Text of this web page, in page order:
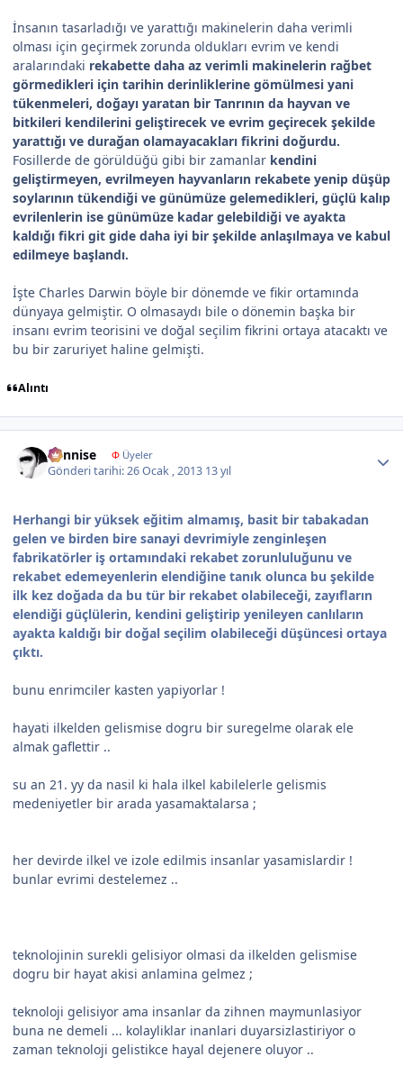
İnsanın tasarladığı ve yarattığı makinelerin daha verimli
olması için geçirmek zorunda oldukları evrim ve kendi
aralarındaki rekabette daha az verimli makinelerin rağbet
görmedikleri için tarihin derinliklerine gömülmesi yani
tükenmeleri, doğayı yaratan bir Tanrının da hayvan ve
bitkileri kendilerini geliştirecek ve evrim geçirecek şekilde
yarattığı ve durağan olamayacakları fikrini doğurdu.
Fosillerde de görüldüğü gibi bir zamanlar kendini
geliştirmeyen, evrilmeyen hayvanların rekabete yenip düşüp
soylarının tükendiği ve günümüze gelemedikleri, güçlü kalıp
evrilenlerin ise günümüze kadar gelebildiği ve ayakta
kaldığı fikri git gide daha iyi bir şekilde anlaşılmaya ve kabul
edilmeye başlandı.
İşte Charles Darwin böyle bir dönemde ve fikir ortamında
dünyaya gelmiştir. O olmasaydı bile o dönemin başka bir
insanı evrim teorisini ve doğal seçilim fikrini ortaya atacaktı ve
bu bir zaruriyet haline gelmişti.
Alıntı
dennise ΦÜyeler
Gönderi tarihi:26 Ocak , 2013 13 yıl
Herhangi bir yüksek eğitim almamış, basit bir tabakadan
gelen ve birden bire sanayi devrimiyle zenginleşen
fabrikatörler iş ortamındaki rekabet zorunluluğunu ve
rekabet edemeyenlerin elendiğine tanık olunca bu şekilde
ilk kez doğada da bu tür bir rekabet olabileceği, zayıfların
elendiği güçlülerin, kendini geliştirip yenileyen canlıların
ayakta kaldığı bir doğal seçilim olabileceği düşüncesi ortaya
çıktı.
bunu enrimciler kasten yapiyorlar !
hayati ilkelden gelismise dogru bir suregelme olarak ele
almak gaflettir ..
su an 21. yy da nasil ki hala ilkel kabilelerle gelismis
medeniyetler bir arada yasamaktalarsa ;
her devirde ilkel ve izole edilmis insanlar yasamislardir !
bunlar evrimi destelemez ..
teknolojinin surekli gelisiyor olmasi da ilkelden gelismise
dogru bir hayat akisi anlamina gelmez ;
teknoloji gelisiyor ama insanlar da zihnen maymunlasiyor
buna ne demeli ... kolayliklar inanlari duyarsizlastiriyor o
zaman teknoloji gelistikce hayal dejenere oluyor ..